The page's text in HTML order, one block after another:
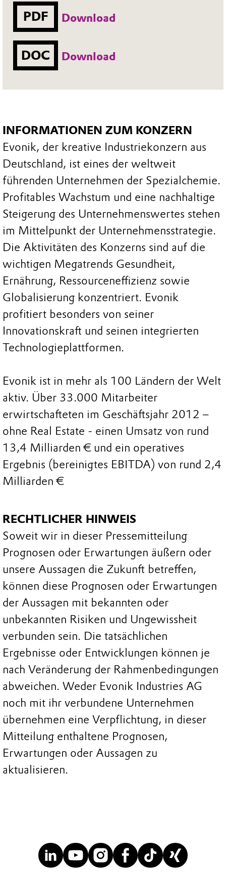
PDF Download
DOC Download
INFORMATIONEN ZUM KONZERN
Evonik, der kreative Industriekonzern aus
Deutschland, ist eines der weltweit
führenden Unternehmen der Spezialchemie.
Profitables Wachstum und eine nachhaltige
Steigerung des Unternehmenswertes stehen
im Mittelpunkt der Unternehmensstrategie.
Die Aktivitäten des Konzerns sind auf die
wichtigen Megatrends Gesundheit,
Ernährung, Ressourceneffizienz sowie
Globalisierung konzentriert. Evonik
profitiert besonders von seiner
Innovationskraft und seinen integrierten
Technologieplattformen.
Evonik ist in mehr als 100 Ländern der Welt
aktiv. Über 33.000 Mitarbeiter
erwirtschafteten im Geschäftsjahr 2012 –
ohne Real Estate - einen Umsatz von rund
13,4 Milliarden € und ein operatives
Ergebnis (bereinigtes EBITDA) von rund 2,4
Milliarden €
RECHTLICHER HINWEIS
Soweit wir in dieser Pressemitteilung
Prognosen oder Erwartungen äußern oder
unsere Aussagen die Zukunft betreffen,
können diese Prognosen oder Erwartungen
der Aussagen mit bekannten oder
unbekannten Risiken und Ungewissheit
verbunden sein. Die tatsächlichen
Ergebnisse oder Entwicklungen können je
nach Veränderung der Rahmenbedingungen
abweichen. Weder Evonik Industries AG
noch mit ihr verbundene Unternehmen
übernehmen eine Verpflichtung, in dieser
Mitteilung enthaltene Prognosen,
Erwartungen oder Aussagen zu
aktualisieren.